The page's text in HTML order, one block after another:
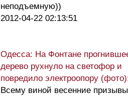
неподъемную))
2012-04-22 02:13:51
Одесса: На Фонтане
дерево рухнуло на светофор и
повредило электроопору (фото)
Всему виной весенние